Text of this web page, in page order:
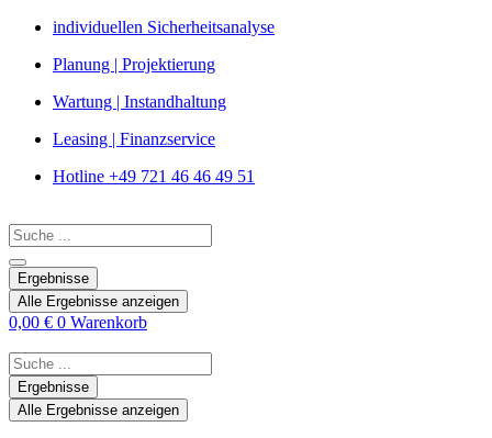
Zum
springen
individuellen Sicherheitsanalyse
Planung | Projektierung
Wartung | Instandhaltung
Leasing | Finanzservice
Hotline +49 721 46 46 49 51
Search
...
Ergebnisse
Alle Ergebnisse anzeigen
0,00 € 0 Warenkorb
Search
...Ergebnisse
Alle Ergebnisse anzeigen